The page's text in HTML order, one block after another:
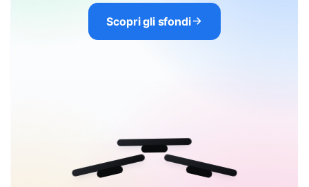
Scopri gli sfondi